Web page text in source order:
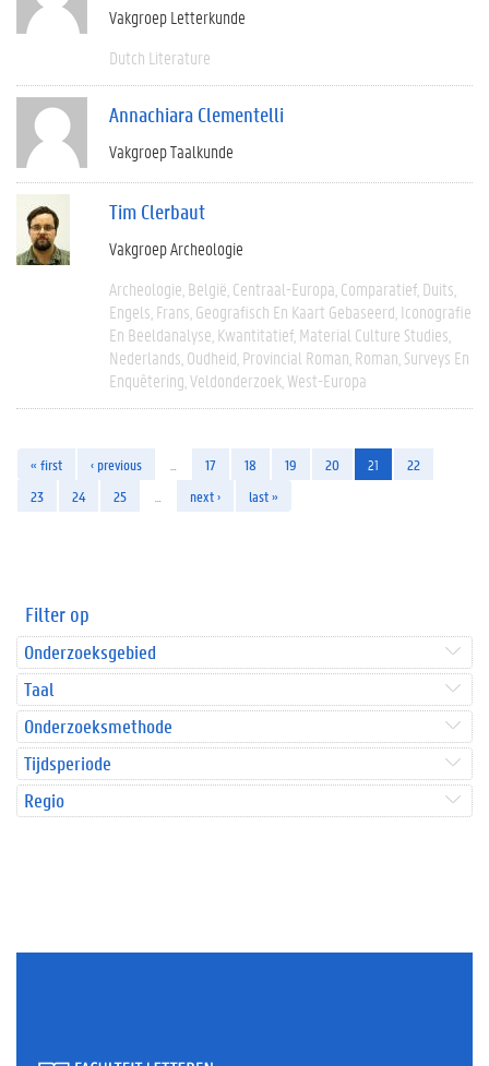
Vakgroep Letterkunde
Dutch Literature
Annachiara Clementelli
Vakgroep Taalkunde
Tim Clerbaut
Vakgroep Archeologie
Archeologie België Centraal-Europa Comparatief Duits
Engels Frans Geografisch En Kaart Gebaseerd Iconografie
En Beeldanalyse Kwantitatief Material Culture Studies
Nederlands Oudheid Provincial Roman Roman Surveys En
Enquêtering Veldonderzoek West-Europa
« first ‹ previous 17 18 19 20 21
22
23
24 25 next › last »
Filter op
Onderzoeksgebied
Taal
Onderzoeksmethode
Tijdsperiode
Regio